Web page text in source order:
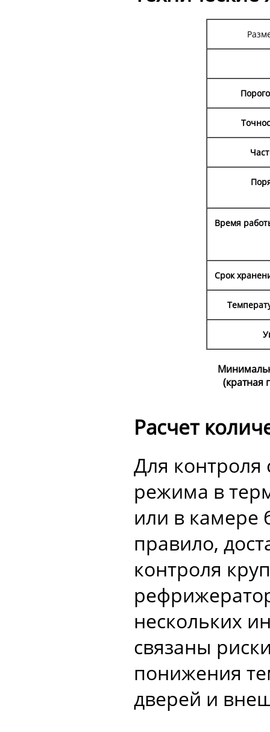
Время
Срок
(кратная
Расчет
Для контроля
режима в
или в камере
правило,
контроля
нескольких
связаны
понижения
дверей и